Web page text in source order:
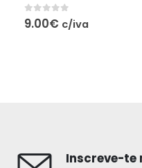
0 out of 5
9.00€ c/iva
Inscreve-te